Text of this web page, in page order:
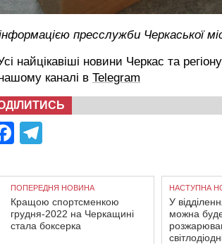
пресслужби Черкаської
найцікавіші новини Черкас та
каналі в Telegram
Facebook
ПОПЕРЕДНЯ НОВИНА
Кращою спортсменкою
грудня-2022 на Черкащині
стала боксерка
НАСТУПНА
У
можна